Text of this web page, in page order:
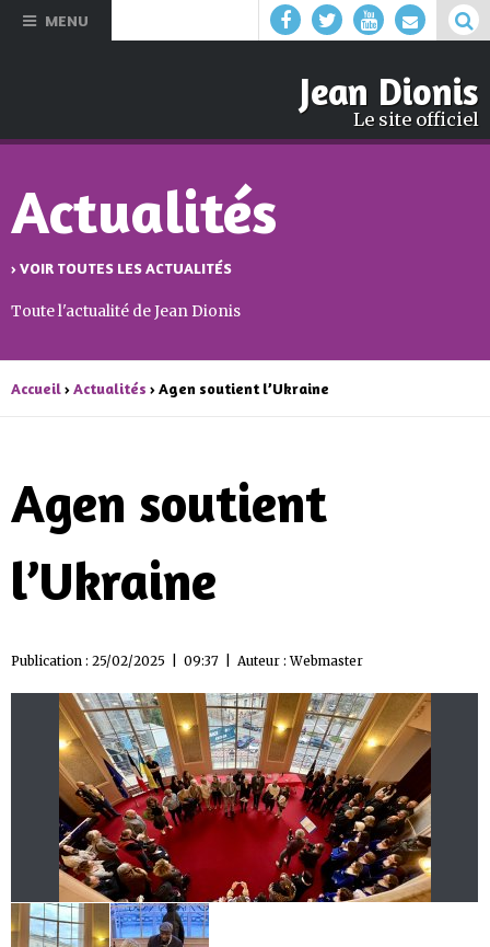
MENU
Jean Dionis
Le site officiel
Actualités
› VOIR TOUTES LES ACTUALITÉS
Toute l'actualité de Jean Dionis
Accueil›Actualités › Agen soutient l’Ukraine
Agen soutient
l’Ukraine
Publication : 25/02/2025 | 09:37 | Auteur :Webmaster